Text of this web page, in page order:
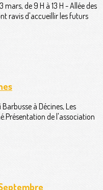
de 9 H à 13 H - Allée des
ravis d'accueillir les futurs
à Décines, Les
de l'association